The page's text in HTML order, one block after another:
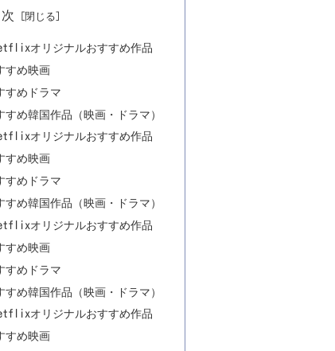
次
オリジナルおすすめ作品
すめ映画
すめドラマ
すめ韓国作品（映画・ドラマ）
オリジナルおすすめ作品
すめ映画
すめドラマ
すめ韓国作品（映画・ドラマ）
オリジナルおすすめ作品
すめ映画
すめドラマ
すめ韓国作品（映画・ドラマ）
オリジナルおすすめ作品
すめ映画